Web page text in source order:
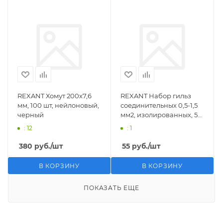
REXANT Хомут 200х7,6
мм, 100 шт, нейлоновый,
черный
: 12
380 руб./шт
В КОРЗИНУ
REXANT Набор гильз
соединительных 0,5-1,5
мм2, изолированных, 5
: 1
55 руб./шт
В КОРЗИНУ
ПОКАЗАТЬ ЕЩЕ